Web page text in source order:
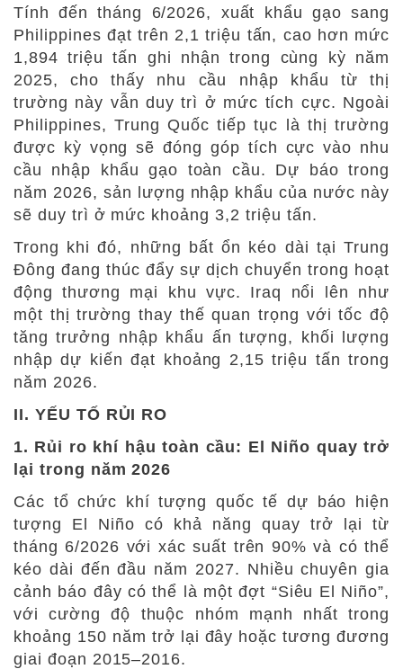
Tính đến tháng 6/2026, xuất khẩu gạo sang
Philippines đạt trên 2,1 triệu tấn, cao hơn mức
1,894 triệu tấn ghi nhận trong cùng kỳ năm
2025, cho thấy nhu cầu nhập khẩu từ thị
trường này vẫn duy trì ở mức tích cực. Ngoài
Philippines, Trung Quốc tiếp tục là thị trường
được kỳ vọng sẽ đóng góp tích cực vào nhu
cầu nhập khẩu gạo toàn cầu. Dự báo trong
năm 2026, sản lượng nhập khẩu của nước này
sẽ duy trì ở mức khoảng 3,2 triệu tấn.
Trong khi đó, những bất ổn kéo dài tại Trung
Đông đang thúc đẩy sự dịch chuyển trong hoạt
động thương mại khu vực. Iraq nổi lên như
một thị trường thay thế quan trọng với tốc độ
tăng trưởng nhập khẩu ấn tượng, khối lượng
nhập dự kiến đạt khoảng 2,15 triệu tấn trong
năm 2026.
II. YẾU TỐ RỦI RO
1. Rủi ro khí hậu toàn cầu: El Niño quay trở
lại trong năm 2026
Các tổ chức khí tượng quốc tế dự báo hiện
tượng El Niño có khả năng quay trở lại từ
tháng 6/2026 với xác suất trên 90% và có thể
kéo dài đến đầu năm 2027. Nhiều chuyên gia
cảnh báo đây có thể là một đợt “Siêu El Niño”,
với cường độ thuộc nhóm mạnh nhất trong
khoảng 150 năm trở lại đây hoặc tương đương
giai đoạn 2015–2016.